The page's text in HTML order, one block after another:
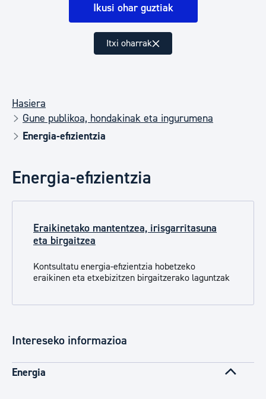
Ikusi ohar guztiak
Itxi oharrak
Hasiera
Gune publikoa, hondakinak eta ingurumena
Energia-efizientzia
Energia-efizientzia
Eraikinetako mantentzea, irisgarritasuna
eta birgaitzea
Kontsultatu energia-efizientzia hobetzeko
eraikinen eta etxebizitzen birgaitzerako laguntzak
Intereseko informazioa
Energia